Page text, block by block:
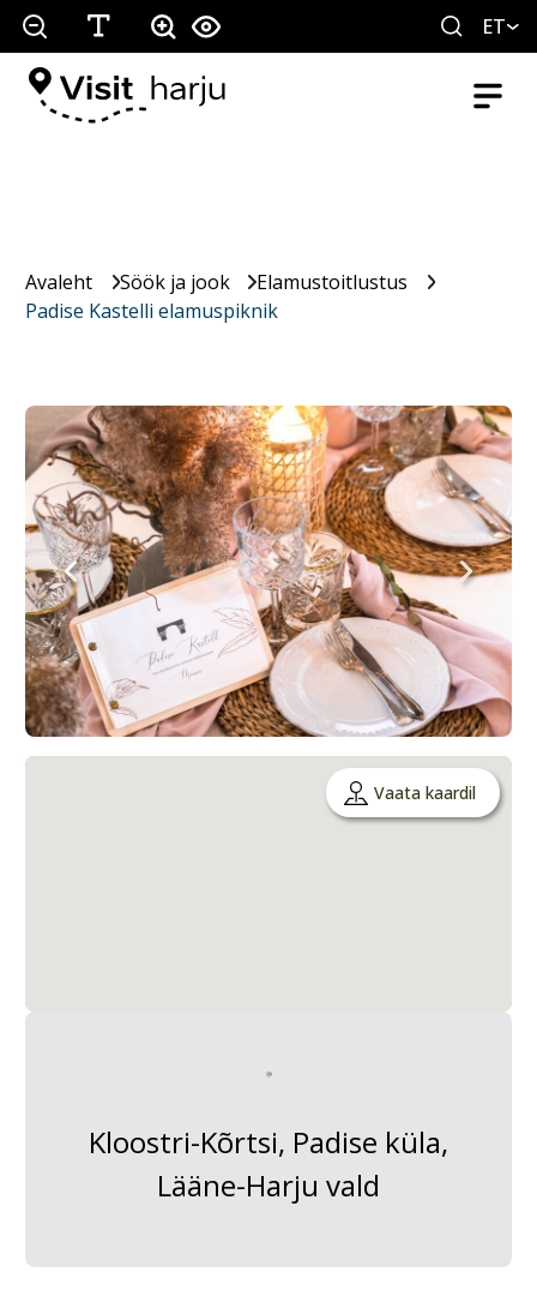
ET
Avaleht Söök ja jook
Elamustoitlustus
Padise Kastelli elamuspiknik
Vaata kaardil
Kloostri-Kõrtsi, Padise küla,
Lääne-Harju vald